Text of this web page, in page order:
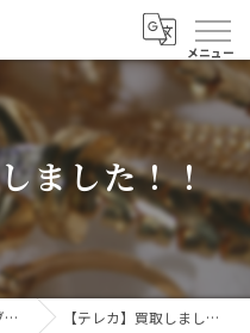
ました！！
【テレカ】買取しました！！